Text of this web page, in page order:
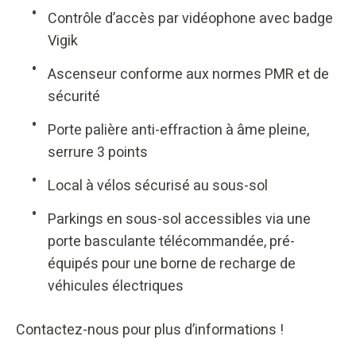
Contrôle d’accès par vidéophone avec badge
Vigik
Ascenseur conforme aux normes PMR et de
sécurité
Porte palière anti-effraction à âme pleine,
serrure 3 points
Local à vélos sécurisé au sous-sol
Parkings en sous-sol accessibles via une
porte basculante télécommandée, pré-
équipés pour une borne de recharge de
véhicules électriques
Contactez-nous pour plus d’informations !